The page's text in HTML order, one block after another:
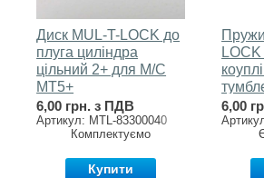
Диск MUL-T-LOCK до
плуга циліндра
цільний 2+ для М/С
MT5+
6,00 грн. з ПДВ
Артикул: MTL-83300040
Комплектуємо
Купити
6,00